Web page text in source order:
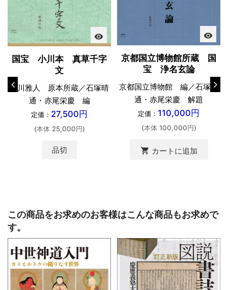
visibility
国宝 小川本 真草千字
文
小川雅人 原本所蔵／石塚晴
通・赤尾栄慶 編
定価： 27,500円
(本体 25,000円)
品切
visibility
京都国立博物館所蔵 国
宝 浄名玄論
京都国立博物館 編／石塚晴
通・赤尾栄慶 解題
定価： 110,000円
(本体 100,000円)
shopping_cart カートに追加
この商品をお求めのお客様はこんな商品もお求めで
す。